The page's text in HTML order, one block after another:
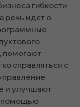
гибкости
речь идет о
помогают
справляться с
и улучшают
помощью